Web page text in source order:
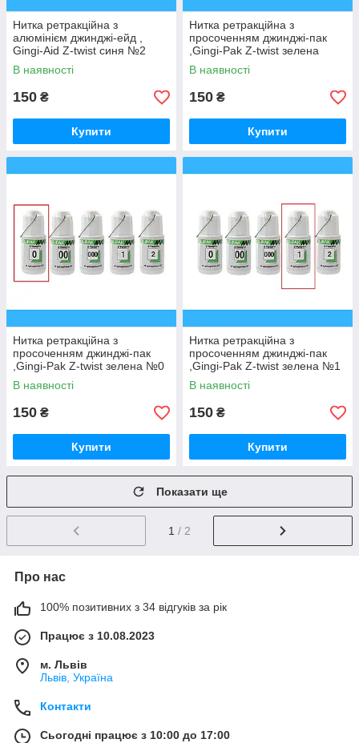
Нитка ретракційна з
алюмінієм джинджі-ейд ,
Gingi-Aid Z-twist синя №2
В наявності
150 ₴
Купити
Нитка ретракційна з
просоченням джинджі-пак
,Gingi-Pak Z-twist зелена
№00
В наявності
150 ₴
Купити
Нитка ретракційна з
просоченням джинджі-пак
,Gingi-Pak Z-twist зелена №0
В наявності
150 ₴
Купити
Нитка ретракційна з
просоченням джинджі-пак
,Gingi-Pak Z-twist зелена №1
В наявності
150 ₴
Купити
Показати ще
1 / 2
Про нас
100% позитивних з 34 відгуків за рік
Працює з 10.08.2023
м. Львів
Львів, Україна
Контакти
Сьогодні працює з 10:00 до 17:00